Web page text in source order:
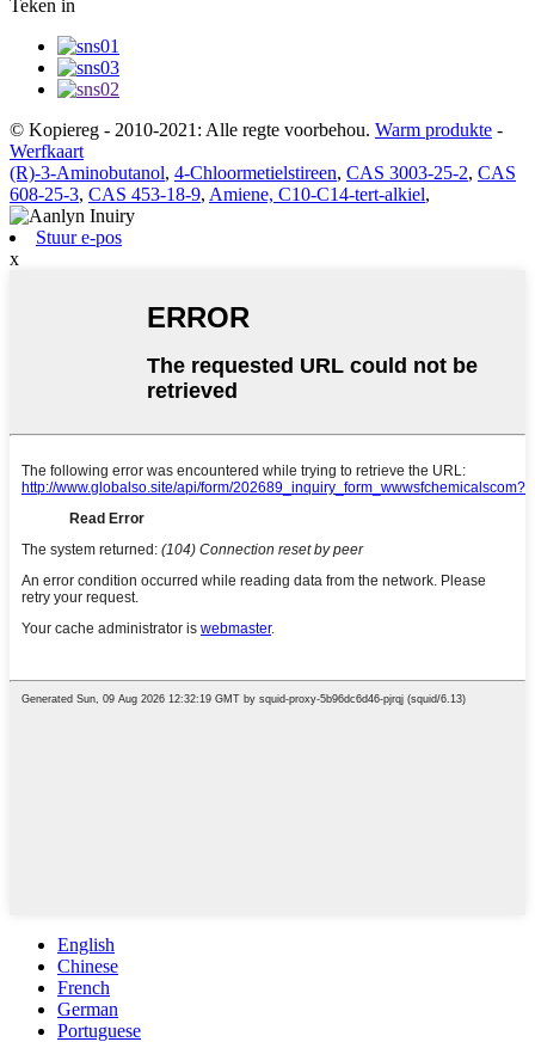
Teken in
© Kopiereg - 2010-2021: Alle regte voorbehou. Warm produkte -
Werfkaart
(R)-3-Aminobutanol, 4-Chloormetielstireen, CAS 3003-25-2, CAS
608-25-3, CAS 453-18-9, Amiene, C10-C14-tert-alkiel,
Stuur e-pos
x
English
Chinese
French
German
Portuguese